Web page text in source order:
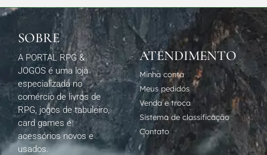
SOBRE
A PORTAL RPG &
JOGOS é uma loja
especializada no
comércio de livros de
RPG, jogos de tabuleiro,
card games e
acessórios novos e
usados.
ATENDIMENTO
Minha conta
Meus pedidos
Venda e troca
Sistema de classificação
Contato